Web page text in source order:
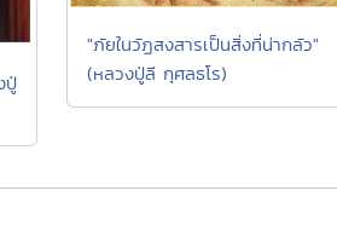
ปู่
"ภัยในวัฏสงสารเป็นสิ่งที่น่ากลัว"
(หลวงปู่ลี กุศลธโร)